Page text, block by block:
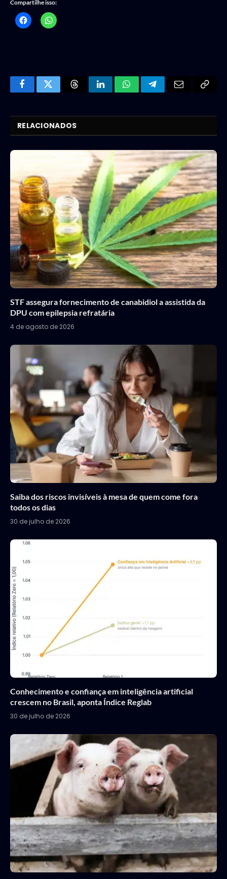
Compartilhe isso:
FacebookTwitterThreadsLinkedInWhatsAppTelegramEmail
Copy
RELACIONADOS
STF assegura fornecimento de canabidiol a assistida da
DPU com epilepsia refratária
4 de agosto de 2026
Saiba dos riscos invisíveis à mesa de quem come fora
todos os dias
30 de julho de 2026
Conhecimento e confiança em inteligência artificial
crescem no Brasil, aponta Índice Reglab
30 de julho de 2026